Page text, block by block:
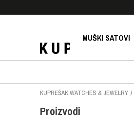
MUŠKI SATOVI
KUPREŠAK WATCHES & JEWELRY
Proizvodi